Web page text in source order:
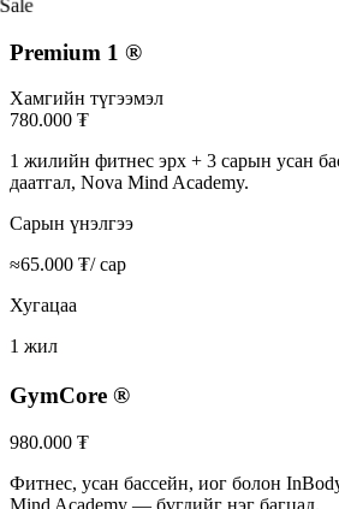
Premium 1 ®
Хамгийн түгээмэл
780.000 ₮
1 жилийн фитнес эрх + 3 сарын усан
даатгал, Nova Mind Academy.
Сарын үнэлгээ
≈65.000 ₮/ сар
Хугацаа
1 жил
GymCore ®
980.000 ₮
Фитнес, усан бассейн, иог болон
Mind Academy — бүгдийг нэг багцад.